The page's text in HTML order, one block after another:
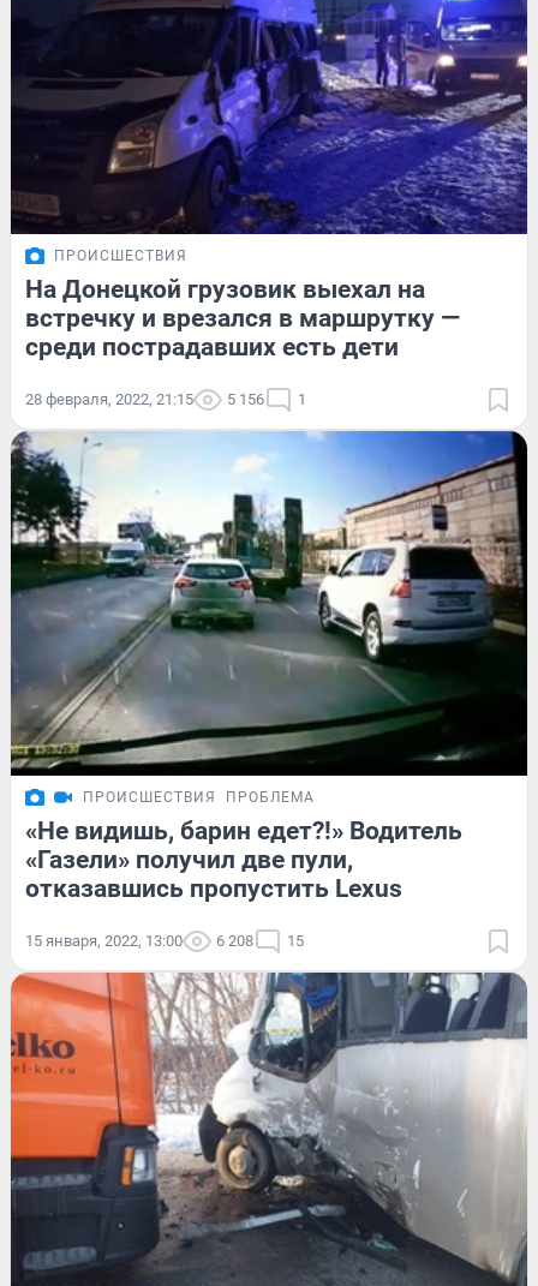
ПРОИСШЕСТВИЯ
На Донецкой грузовик выехал на
встречку и врезался в маршрутку —
среди пострадавших есть дети
28 февраля, 2022, 21:15 5 156 1
ПРОИСШЕСТВИЯ ПРОБЛЕМА
«Не видишь, барин едет?!» Водитель
«Газели» получил две пули,
отказавшись пропустить Lexus
15 января, 2022, 13:00 6 208 15